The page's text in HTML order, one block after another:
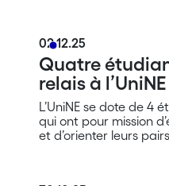
02.12.25
Quatre
relais à l’UniNE
L’UniNE se dote de 4
qui ont pour mission
et d’orienter leurs